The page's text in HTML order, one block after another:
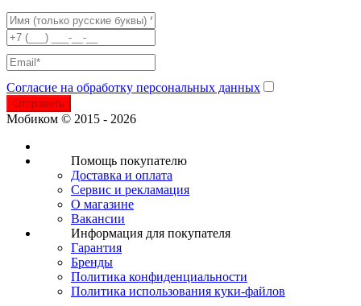
Согласие на обработку персональных данных
Отправить
Мобиком © 2015 - 2026
Помощь покупателю
Доставка и оплата
Сервис и рекламация
О магазине
Вакансии
Информация для покупателя
Гарантия
Бренды
Политика конфиденциальности
Политика использования куки-файлов